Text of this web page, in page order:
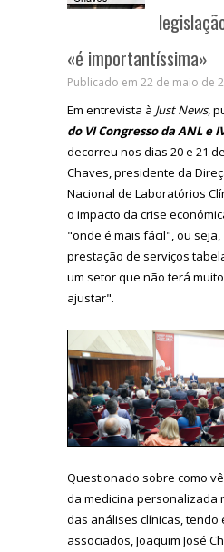
«é importantíssima»
Publicado em 22 de maio de
Em entrevista à Just News,
do VI Congresso da ANL e
decorreu nos dias 20 e 21
Chaves, presidente da
Nacional de Laboratórios
o impacto da crise
"onde é mais fácil", ou
prestação de serviços
um setor que não terá
ajustar".
Questionado sobre como
da medicina personalizada
das análises clínicas, tendo
associados, Joaquim José